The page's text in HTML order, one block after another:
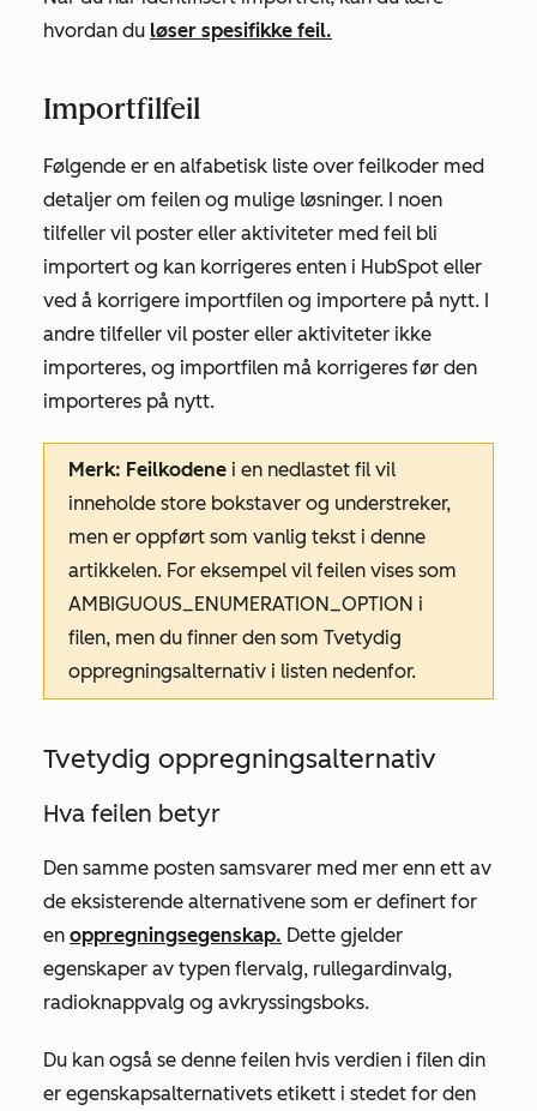
hvordan du løser spesifikke feil.
Importfilfeil
Følgende er en alfabetisk liste over feilkoder med
detaljer om feilen og mulige løsninger. I noen
tilfeller vil poster eller aktiviteter med feil bli
importert og kan korrigeres enten i HubSpot eller
ved å korrigere importfilen og importere på nytt. I
andre tilfeller vil poster eller aktiviteter ikke
importeres, og importfilen må korrigeres før den
importeres på nytt.
Merk: Feilkodene i en nedlastet fil vil
inneholde store bokstaver og understreker,
men er oppført som vanlig tekst i denne
artikkelen. For eksempel vil feilen vises som
AMBIGUOUS_ENUMERATION_OPTION i
filen, men du finner den som Tvetydig
oppregningsalternativ i listen nedenfor.
Tvetydig oppregningsalternativ
Hva feilen betyr
Den samme posten samsvarer med mer enn ett av
de eksisterende alternativene som er definert for
en oppregningsegenskap. Dette gjelder
egenskaper av typen flervalg, rullegardinvalg,
radioknappvalg og avkryssingsboks.
Du kan også se denne feilen hvis verdien i filen din
er egenskapsalternativets etikett i stedet for den